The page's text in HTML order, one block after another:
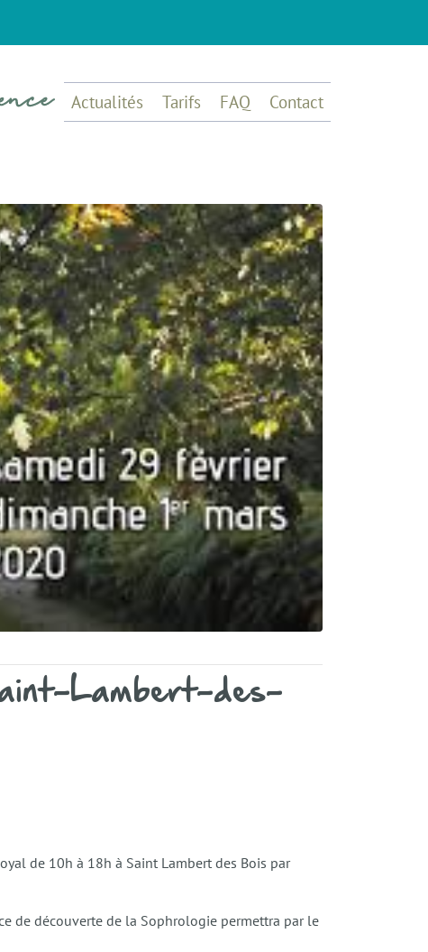
Actualités Tarifs FAQ Contact
Lambert-des-
de 10h à 18h à Saint Lambert des Bois par
de découverte de la Sophrologie permettra par le